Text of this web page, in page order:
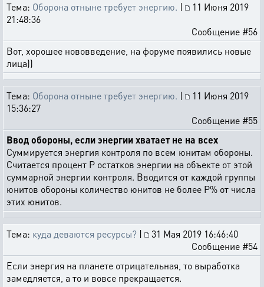
Тема: Оборона отныне требует энергию. |
11 Июня 2019
21:48:36
Сообщение #56
Вот, хорошее нововведение, на форуме появились новые
лица))
Тема: Оборона отныне требует энергию. |
11 Июня 2019
15:36:27
Сообщение #55
Ввод обороны, если энергии хватает не на всех
Суммируется энергия контроля по всем юнитам обороны.
Считается процент Р остатков энергии на объекте от этой
суммарной энергии контроля. Вводится от каждой группы
юнитов обороны количество юнитов не более Р% от числа
этих юнитов.
Тема: куда деваются ресурсы? |
31 Мая 2019 16:46:40
Сообщение #54
Если энергия на планете отрицательная, то выработка
замедляется, а то и вовсе прекращается.